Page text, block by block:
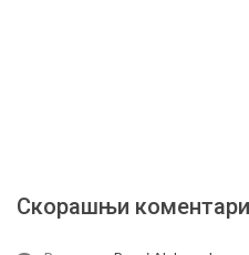
Скорашњи коментари